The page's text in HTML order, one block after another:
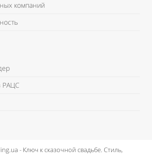
компаний
РАЦС
- Ключ к сказочной свадьбе. Стиль,